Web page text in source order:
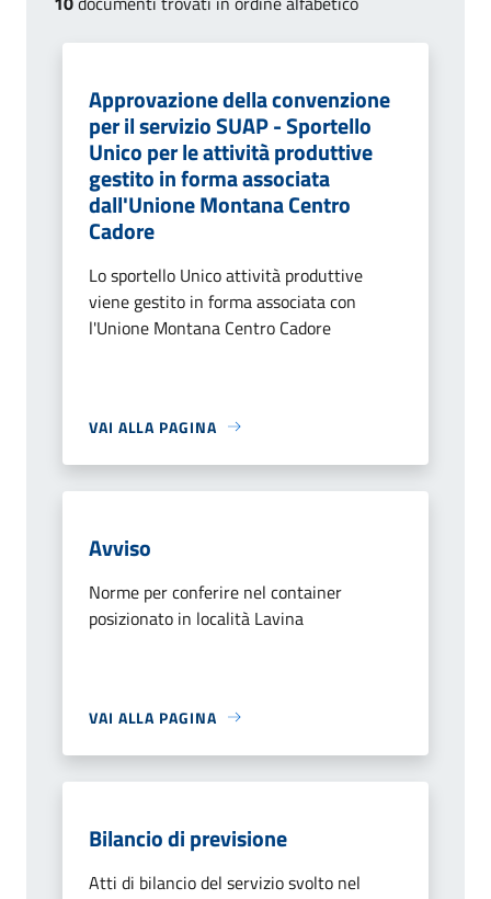
Approvazione della convenzione
per il servizio SUAP - Sportello
Unico per le attività produttive
gestito in forma associata
dall'Unione Montana Centro
Cadore
Lo sportello Unico attività produttive
viene gestito in forma associata con
l'Unione Montana Centro Cadore
VAI ALLA PAGINA
Avviso
Norme per conferire nel container
posizionato in località Lavina
VAI ALLA PAGINA
Bilancio di previsione
Atti di bilancio del servizio svolto nel